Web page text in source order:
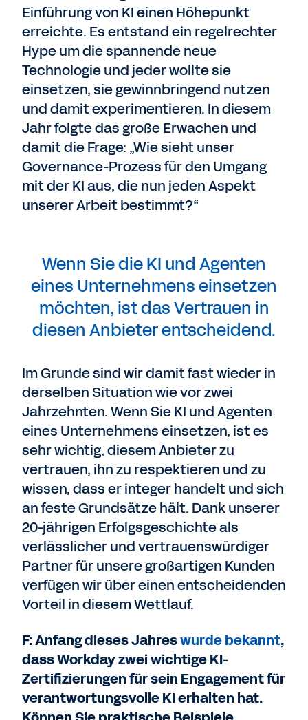
Einführung von KI einen Höhepunkt
erreichte. Es entstand ein regelrechter
Hype um die spannende neue
Technologie und jeder wollte sie
einsetzen, sie gewinnbringend nutzen
und damit experimentieren. In diesem
Jahr folgte das große Erwachen und
damit die Frage: „Wie sieht unser
Governance-Prozess für den Umgang
mit der KI aus, die nun jeden Aspekt
unserer Arbeit bestimmt?“
Wenn Sie die KI und Agenten
eines Unternehmens einsetzen
möchten, ist das Vertrauen in
diesen Anbieter entscheidend.
Im Grunde sind wir damit fast wieder in
derselben Situation wie vor zwei
Jahrzehnten. Wenn Sie KI und Agenten
eines Unternehmens einsetzen, ist es
sehr wichtig, diesem Anbieter zu
vertrauen, ihn zu respektieren und zu
wissen, dass er integer handelt und sich
an feste Grundsätze hält. Dank unserer
20-jährigen Erfolgsgeschichte als
verlässlicher und vertrauenswürdiger
Partner für unsere großartigen Kunden
verfügen wir über einen entscheidenden
Vorteil in diesem Wettlauf.
F: Anfang dieses Jahreswurde bekannt,
dass Workday zwei wichtige KI-
Zertifizierungen für sein Engagement für
verantwortungsvolle KI erhalten hat.